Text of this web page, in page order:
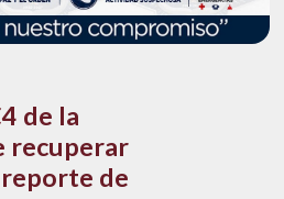
de la
recuperar
de